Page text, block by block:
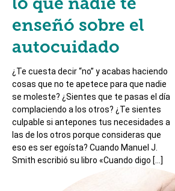
lo que nadie te
enseñó sobre el
autocuidado
¿Te cuesta decir “no” y acabas haciendo
cosas que no te apetece para que nadie
se moleste? ¿Sientes que te pasas el día
complaciendo a los otros? ¿Te sientes
culpable si antepones tus necesidades a
las de los otros porque consideras que
eso es ser egoísta? Cuando Manuel J.
Smith escribió su libro «Cuando digo […]